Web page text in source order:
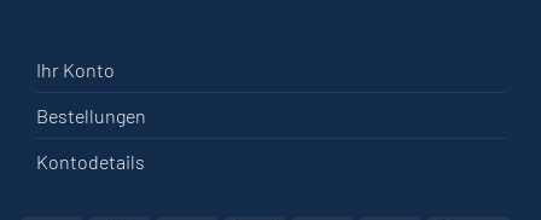
Ihr Konto
Bestellungen
Kontodetails